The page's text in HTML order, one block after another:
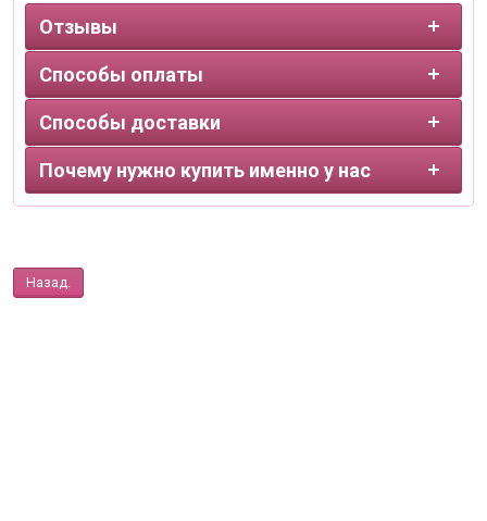
Отзывы
Способы оплаты
Способы доставки
Почему нужно купить именно у нас
Назад.